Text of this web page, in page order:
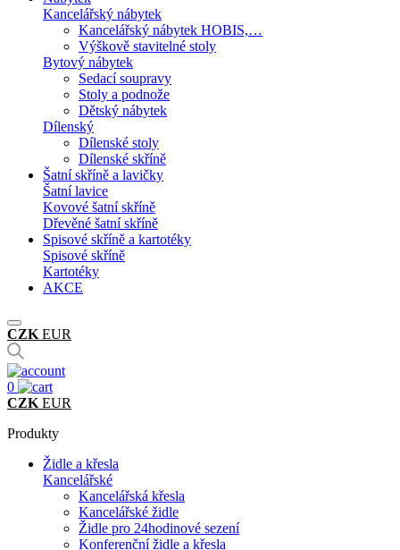
Kancelářský nábytek
Kancelářský nábytek HOBIS,…
Výškově stavitelné stoly
Bytový nábytek
Sedací soupravy
Stoly a podnože
Dětský nábytek
Dílenský
Dílenské stoly
Dílenské skříně
Šatní skříně a lavičky
Šatní lavice
Kovové šatní skříně
Dřevěné šatní skříně
Spisové skříně a kartotéky
Spisové skříně
Kartotéky
AKCE
CZK EUR
0
CZK EUR
Produkty
Židle a křesla
Kancelářské
Kancelářská křesla
Kancelářské židle
Židle pro 24hodinové sezení
Konferenční židle a křesla